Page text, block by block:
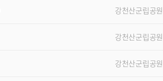
강천산군립공원
강천산군립공원
강천산군립공원